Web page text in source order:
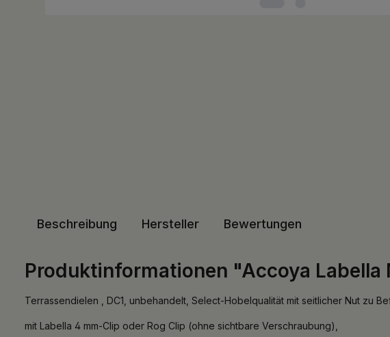
Beschreibung Hersteller Bewertungen
Produktinformationen "Accoya
Terrassendielen , DC1, unbehandelt, Select-Hobelqualität mit seitlicher Nut zu
mit Labella 4 mm-Clip oder Rog Clip (ohne sichtbare Verschraubung),